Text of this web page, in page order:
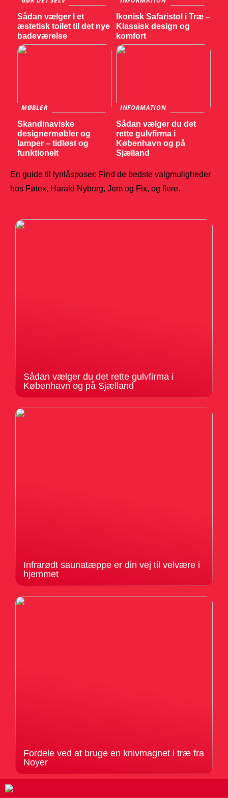
Sådan vælger I et
æstetisk toilet til det nye
badeværelse
Ikonisk Safaristol i Træ –
Klassisk design og
komfort
MØBLER
Skandinaviske
designermøbler og
lamper – tidløst og
funktionelt
INFORMATION
Sådan vælger du det
rette gulvfirma i
København og på
Sjælland
En guide til lynlåsposer: Find de bedste valgmuligheder
hos Føtex, Harald Nyborg, Jem og Fix, og flere.
Sådan vælger du det rette gulvfirma i
København og på Sjælland
Infrarødt saunatæppe er din vej til velvære i
hjemmet
Fordele ved at bruge en knivmagnet i træ fra
Noyer